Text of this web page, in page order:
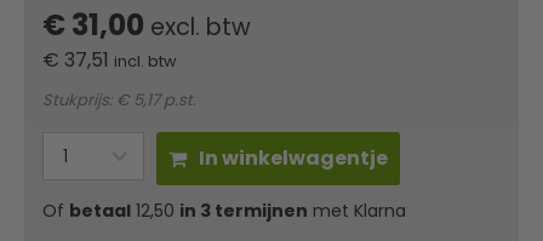
€ 31,00 excl. btw
€ 37,51 incl. btw
Stukprijs: € 5,17 p.st.
In winkelwagentje
Of betaal 12,50 in 3 termijnen met Klarna